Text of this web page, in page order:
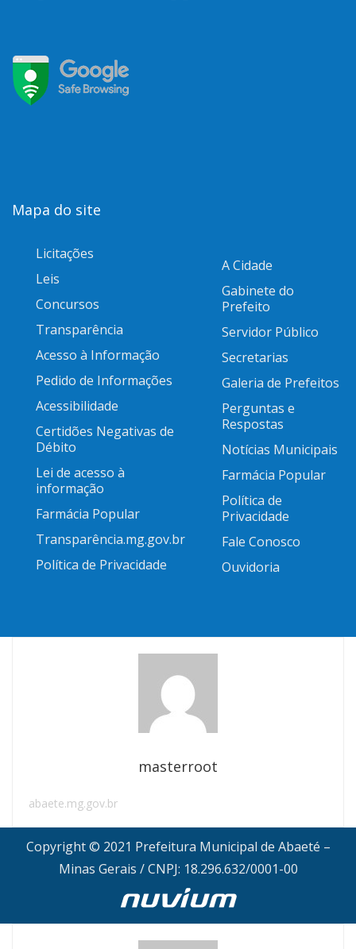
Mapa do site
Licitações
Leis
Concursos
Transparência
Acesso à Informação
Pedido de Informações
Acessibilidade
Certidões Negativas de
Débito
Lei de acesso à
informação
Farmácia Popular
Transparência.mg.gov.br
Política de Privacidade
A Cidade
Gabinete do
Prefeito
Servidor Público
Secretarias
Galeria de Prefeitos
Perguntas e
Respostas
Notícias Municipais
Farmácia Popular
Política de
Privacidade
Fale Conosco
Ouvidoria
masterroot
abaete.mg.gov.br
Copyright © 2021 Prefeitura Municipal de Abaeté –
Minas Gerais / CNPJ: 18.296.632/0001-00